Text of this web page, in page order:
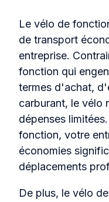
Le vélo de
de transport
entreprise.
fonction qui
termes d'achat,
carburant, le vélo
dépenses
fonction, votre
économies
déplacements
De plus, le vélo